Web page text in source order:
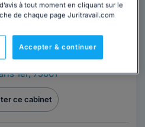
1er, 75001
ce cabinet
à tout moment en cliquant sur le
de chaque page Juritravail.com
Accepter & continuer